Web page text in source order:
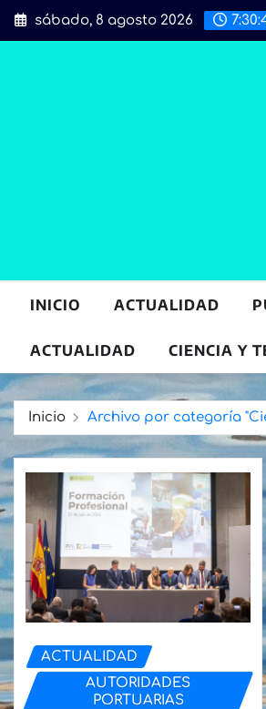
Saltar
al
sábado, 8 agosto 2026
INICIO ACTUALIDAD
ACTUALIDAD CIENCIA Y
Inicio Archivo por categoría
ACTUALIDAD
AUTORIDADES
PORTUARIAS